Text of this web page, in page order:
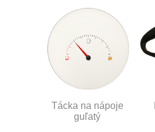
Tácka na nápoje
guľatý